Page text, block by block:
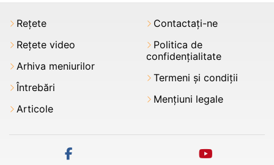
Rețete
Rețete video
Arhiva meniurilor
Întrebări
Articole
Contactați-ne
Politica de
confidențialitate
Termeni şi condiții
Mențiuni legale
facebook youtube